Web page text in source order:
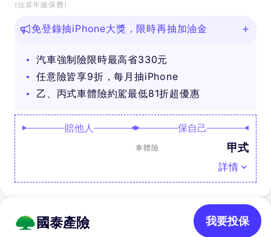
(估算年繳保費)
免登錄抽iPhone大獎，限時再抽加油金
汽車強制險限時最高省330元
任意險皆享9折，每月抽iPhone
乙、丙式車體險約駕最低81折超優惠
賠他人 保自己
車體險 甲式
詳情
國泰產險 我要投保